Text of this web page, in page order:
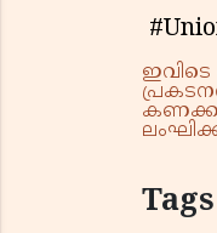
Tags